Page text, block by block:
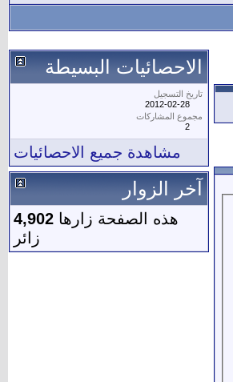
الاحصائيات البسيطة
تاريخ التسجيل
2012-02-28
مجموع المشاركات
2
مشاهدة جميع الاحصائيات
آخر الزوار
هذه الصفحة زارها 4,902
زائر